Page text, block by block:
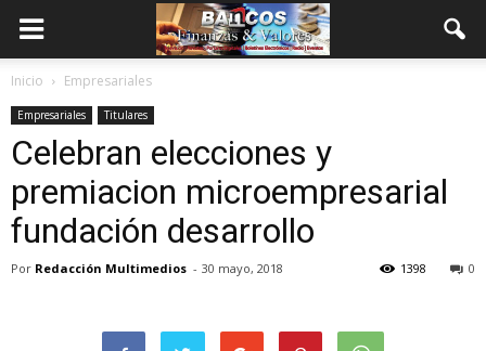
Inicio Empresariales
Empresariales Titulares
Celebran elecciones y
premiacion microempresarial
fundación desarrollo
Por Redacción Multimedios - 30 mayo, 2018 0
1398